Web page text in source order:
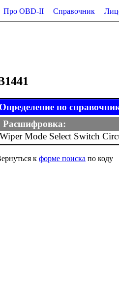
Про OBD-II Справочник
по
Расшифровка:
Wiper Mode Select Switch
к форме поиска по коду